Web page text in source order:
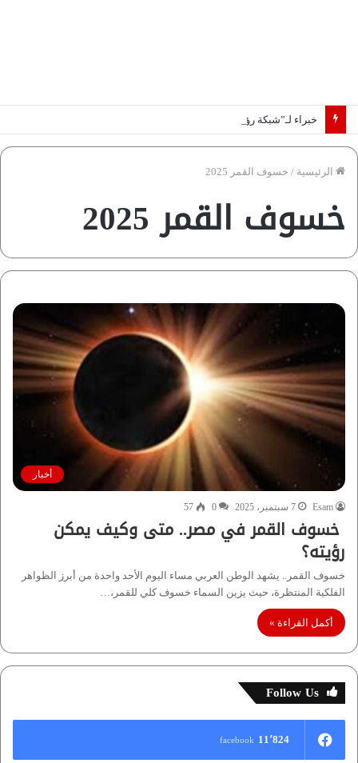
خبراء لـ”شبكة رؤية”: «اتفاق مكة» يغيّر قواعد اللعبة بالشرق الأوسط
الرئيسية / خسوف القمر 2025
خسوف القمر 2025
أخبار
Esam 7 سبتمبر، 2025 0
57
خسوف القمر في مصر.. متى وكيف يمكن
رؤيته؟
خسوف القمر.. يشهد الوطن العربي مساء اليوم الأحد واحدة من أبرز الظواهر
الفلكية المنتظرة، حيث يزين السماء خسوف كلي للقمر،…
أكمل القراءة »
Follow Us
11٬824 facebook